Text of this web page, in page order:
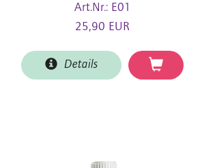
Art.Nr.: E01
25,90 EUR
Details